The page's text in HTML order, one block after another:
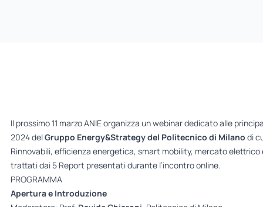
Il prossimo 11 marzo ANIE organizza un webinar dedicato alle
2024 delGruppo Energy&Strategy del Politecnico di Milano di
Rinnovabili, efficienza energetica, smart mobility, mercato
trattati dai 5 Report presentati durante l’incontro online.
PROGRAMMA
Apertura e Introduzione